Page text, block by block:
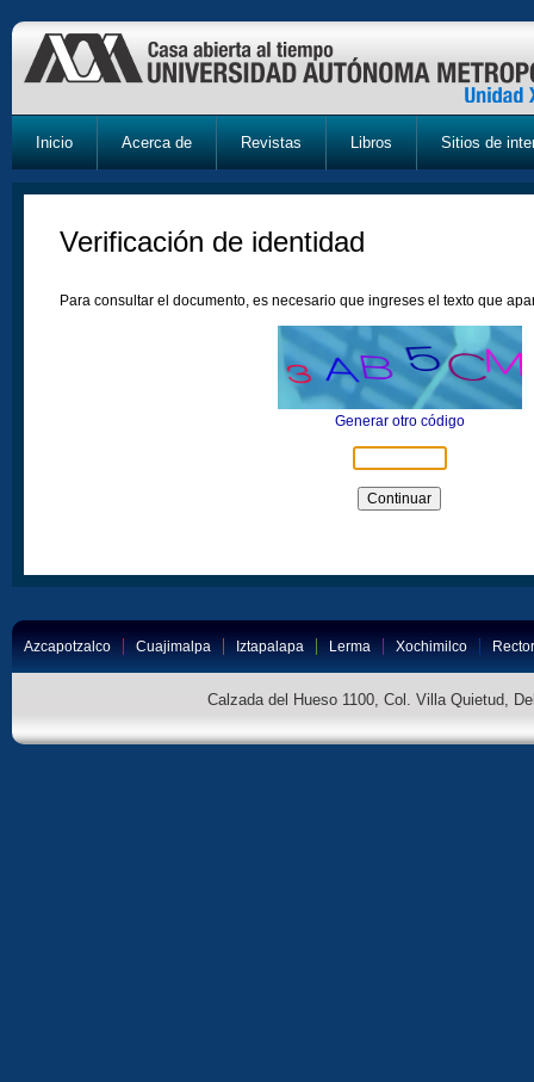
Inicio Acerca de Revistas Libros Sitios de
Verificación de identidad
Para consultar el documento, es necesario que ingreses el texto que
Generar otro código
Azcapotzalco Cuajimalpa Iztapalapa Lerma Xochimilco
Calzada del Hueso 1100, Col. Villa Quietud,